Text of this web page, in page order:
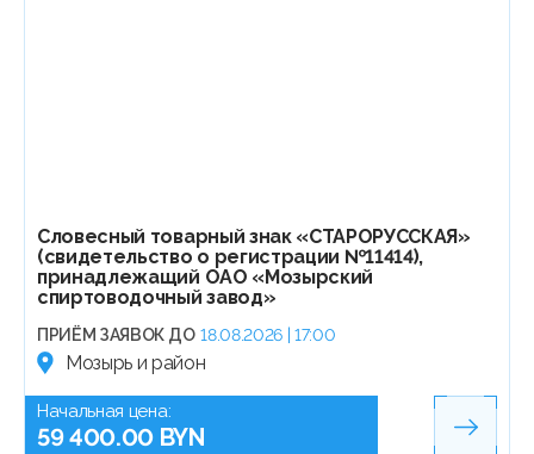
Словесный товарный знак «СТАРОРУССКАЯ»
(свидетельство о регистрации №11414),
принадлежащий ОАО «Мозырский
спиртоводочный завод»
ПРИЁМ ЗАЯВОК ДО 18.08.2026 | 17:00
Мозырь и район
Начальная цена:
59 400.00 BYN